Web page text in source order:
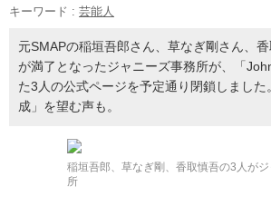
キーワード : 芸能人
元SMAPの稲垣吾郎さん、草なぎ剛さん、
が満了となったジャニーズ事務所が、「
た3人の公式ページを予定通り閉鎖しました
成」を望む声も。
稲垣吾郎、草なぎ剛、香取慎吾の3人が
所